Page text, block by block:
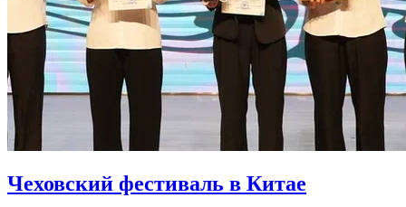
Чеховский фестиваль в Китае